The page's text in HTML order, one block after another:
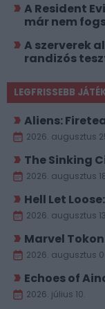
A Resident
már nem
A szerverek
randizós
LEGFRISSEBB
Aliens:
2026. augusztus
The Sinking
2026. augusztus
Hell Let
2026. augusztus
Marvel
2026. augusztus
Echoes of
2026. július 10.